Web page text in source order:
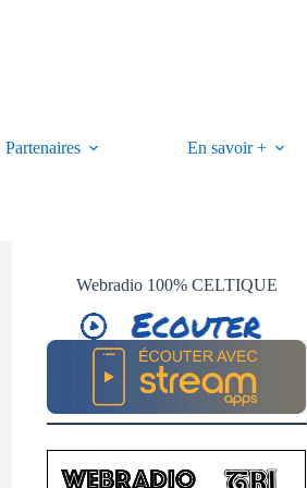
Partenaires En savoir +
Webradio 100% CELTIQUE